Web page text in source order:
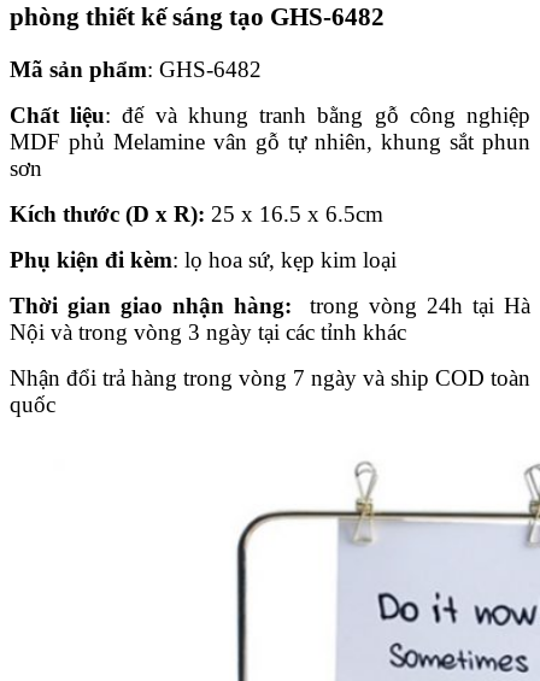
phòng thiết kế sáng tạo GHS-6482
Mã sản phẩm: GHS-6482
Chất liệu: đế và khung tranh bằng gỗ công nghiệp
MDF phủ Melamine vân gỗ tự nhiên, khung sắt phun
sơn
Kích thước (D x R): 25 x 16.5 x 6.5cm
Phụ kiện đi kèm: lọ hoa sứ, kẹp kim loại
Thời gian giao nhận hàng:trong vòng 24h tại Hà
Nội và trong vòng 3 ngày tại các tỉnh khác
Nhận đổi trả hàng trong vòng 7 ngày và ship COD toàn
quốc